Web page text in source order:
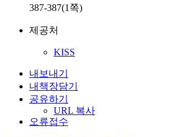
387-387(1쪽)
제공처
KISS
내보내기
내책장담기
공유하기
URL 복사
오류접수